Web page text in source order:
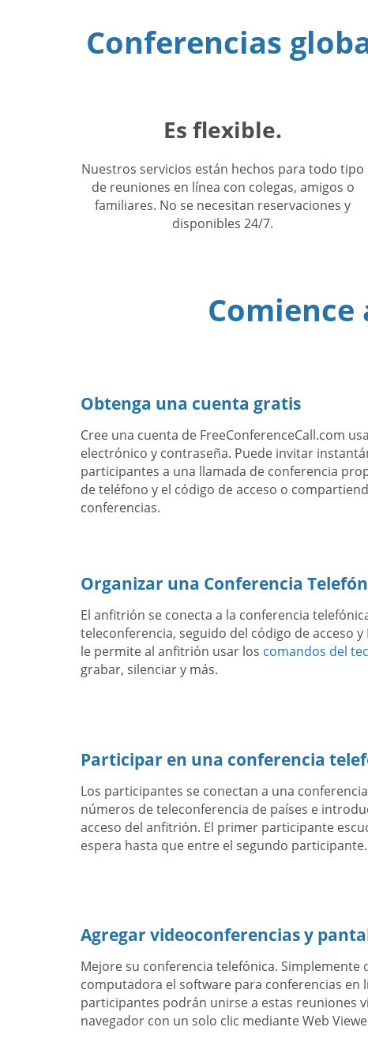
Conferencias
Es flexible.
Nuestros servicios están hechos para todo tipo
de reuniones en línea con colegas, amigos o
familiares. No se necesitan reservaciones y
disponibles 24/7.
Obtenga una cuenta gratis
Cree una cuenta de FreeConferenceCall.com
electrónico y contraseña. Puede invitar
participantes a una llamada de conferencia
de teléfono y el código de acceso o
conferencias.
Organizar una Conferencia
El anfitrión se conecta a la conferencia
teleconferencia, seguido del código de acceso y
le permite al anfitrión usar los comandos del
grabar, silenciar y más.
Participar en una conferencia
Los participantes se conectan a una
números de teleconferencia de países e
acceso del anfitrión. El primer participante
espera hasta que entre el segundo participante.
Agregar videoconferencias y
Mejore su conferencia telefónica. Simplemente
computadora el software para conferencias en
participantes podrán unirse a estas reuniones
navegador con un solo clic mediante Web